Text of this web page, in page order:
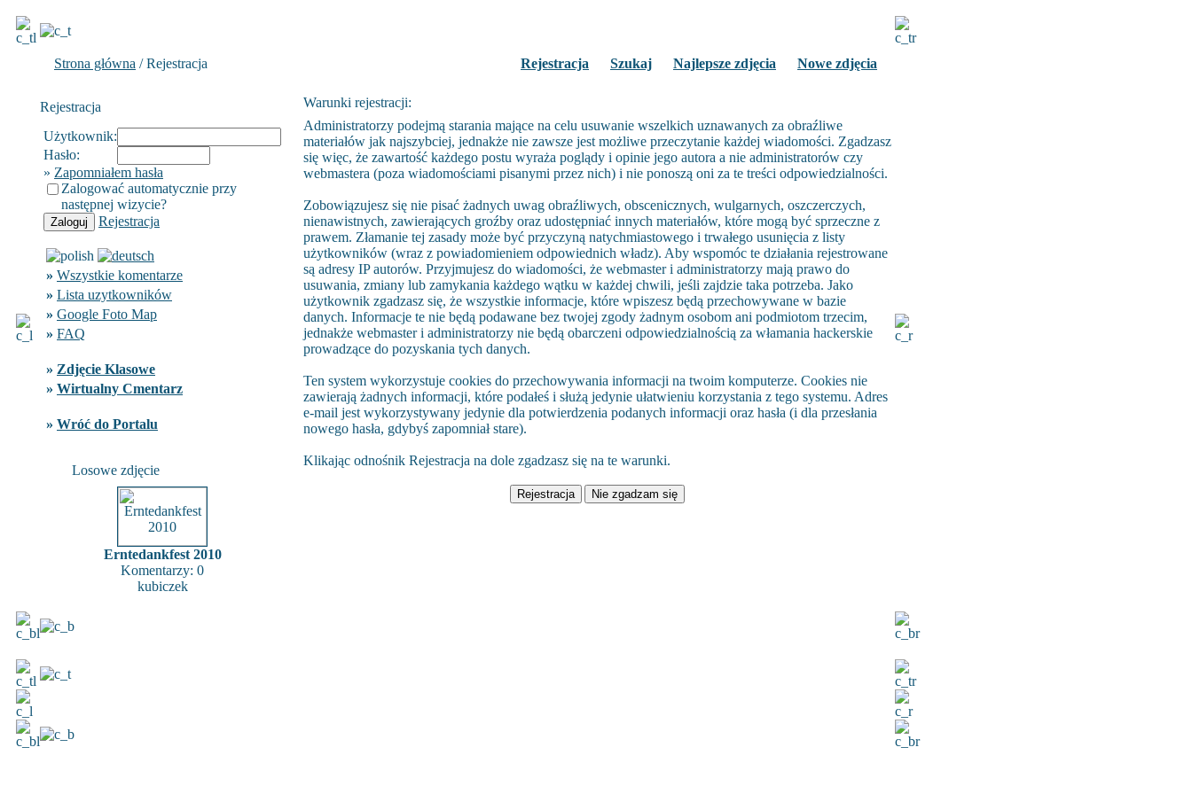
Strona główna / Rejestracja Rejestracja Szukaj Najlepsze zdjęcia Nowe zdjęcia
Rejestracja
Użytkownik:
Hasło:
» Zapomniałem hasła
Zalogować automatycznie przy
następnej wizycie?
Rejestracja
» Wszystkie komentarze
» Lista uzytkowników
» Google Foto Map
» FAQ
» Zdjęcie Klasowe
» Wirtualny Cmentarz
» Wróć do Portalu
Losowe zdjęcie
Erntedankfest 2010
Komentarzy: 0
kubiczek
Warunki rejestracji:
Administratorzy podejmą starania mające na celu usuwanie wszelkich uznawanych za obraźliwe
materiałów jak najszybciej, jednakże nie zawsze jest możliwe przeczytanie każdej wiadomości. Zgadzasz
się więc, że zawartość każdego postu wyraża poglądy i opinie jego autora a nie administratorów czy
webmastera (poza wiadomościami pisanymi przez nich) i nie ponoszą oni za te treści odpowiedzialności.
Zobowiązujesz się nie pisać żadnych uwag obraźliwych, obscenicznych, wulgarnych, oszczerczych,
nienawistnych, zawierających groźby oraz udostępniać innych materiałów, które mogą być sprzeczne z
prawem. Złamanie tej zasady może być przyczyną natychmiastowego i trwałego usunięcia z listy
użytkowników (wraz z powiadomieniem odpowiednich władz). Aby wspomóc te działania rejestrowane
są adresy IP autorów. Przyjmujesz do wiadomości, że webmaster i administratorzy mają prawo do
usuwania, zmiany lub zamykania każdego wątku w każdej chwili, jeśli zajdzie taka potrzeba. Jako
użytkownik zgadzasz się, że wszystkie informacje, które wpiszesz będą przechowywane w bazie
danych. Informacje te nie będą podawane bez twojej zgody żadnym osobom ani podmiotom trzecim,
jednakże webmaster i administratorzy nie będą obarczeni odpowiedzialnością za włamania hackerskie
prowadzące do pozyskania tych danych.
Ten system wykorzystuje cookies do przechowywania informacji na twoim komputerze. Cookies nie
zawierają żadnych informacji, które podałeś i służą jedynie ułatwieniu korzystania z tego systemu. Adres
e-mail jest wykorzystywany jedynie dla potwierdzenia podanych informacji oraz hasła (i dla przesłania
nowego hasła, gdybyś zapomniał stare).
Klikając odnośnik Rejestracja na dole zgadzasz się na te warunki.